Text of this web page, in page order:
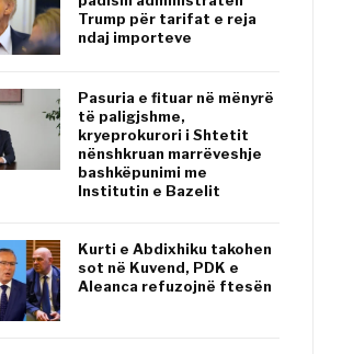
Trump për tarifat e reja
ndaj importeve
Pasuria e fituar në mënyrë
të paligjshme,
kryeprokurori i Shtetit
nënshkruan marrëveshje
bashkëpunimi me
Institutin e Bazelit
Kurti e Abdixhiku takohen
sot në Kuvend, PDK e
Aleanca refuzojnë ftesën